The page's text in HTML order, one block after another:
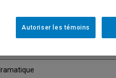
Autoriser les témoins